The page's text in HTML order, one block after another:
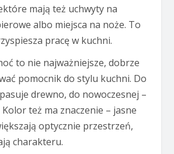
mają też uchwyty na
albo miejsca na noże. To
pracę w kuchni.
to nie najważniejsze, dobrze
pomocnik do stylu kuchni. Do
drewno, do nowoczesnej –
też ma znaczenie – jasne
optycznie przestrzeń,
charakteru.